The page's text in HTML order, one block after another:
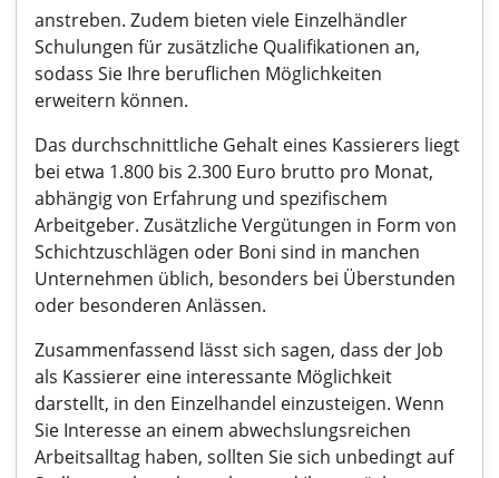
anstreben. Zudem bieten viele Einzelhändler
Schulungen für zusätzliche Qualifikationen an,
sodass Sie Ihre beruflichen Möglichkeiten
erweitern können.
Das durchschnittliche Gehalt eines Kassierers liegt
bei etwa 1.800 bis 2.300 Euro brutto pro Monat,
abhängig von Erfahrung und spezifischem
Arbeitgeber. Zusätzliche Vergütungen in Form von
Schichtzuschlägen oder Boni sind in manchen
Unternehmen üblich, besonders bei Überstunden
oder besonderen Anlässen.
Zusammenfassend lässt sich sagen, dass der Job
als Kassierer eine interessante Möglichkeit
darstellt, in den Einzelhandel einzusteigen. Wenn
Sie Interesse an einem abwechslungsreichen
Arbeitsalltag haben, sollten Sie sich unbedingt auf